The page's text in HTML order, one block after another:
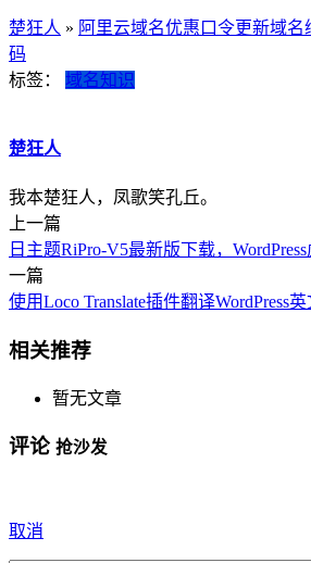
楚狂人 » 阿里云域名优惠口令更新域
码
标签： 域名知识
楚狂人
我本楚狂人，凤歌笑孔丘。
上一篇
日主题RiPro-V5最新版下载，
一篇
使用Loco Translate插件翻译WordPress
相关推荐
暂无文章
评论 抢沙发
取消